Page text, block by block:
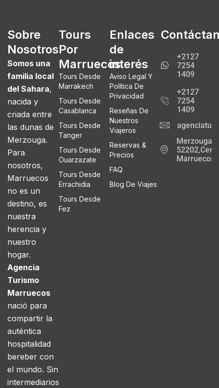
Sobre
Nosotros
Somos una
familia local
del Sahara,
nacida y
criada entre
las dunas de
Merzouga.
Para
nosotros,
Marruecos
no es un
destino, es
nuestra
herencia y
nuestro
hogar.
Agencia
Turismo
Marruecos
nació para
compartir la
auténtica
hospitalidad
bereber con
el mundo. Sin
intermediarios
Tours
Por
Marruecos
Tours Desde
Marrakech
Tours Desde
Casablanca
Tours Desde
Tanger
Tours Desde
Ouarzazate
Tours Desde
Errachidia
Tours Desde
Fez
Enlaces
de
interés
Aviso Legal Y
Política De
Privacidad
Reseñas De
Nuestros
Viajeros
Reservas &
Precios
FAQ
Blog De Viajes
+2127
7254
1409
+2127
7254
1409
Merzouga
Marruecos